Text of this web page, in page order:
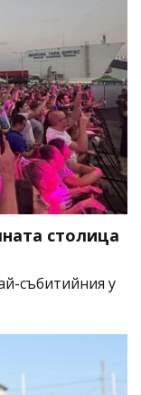
столица
събитийния у